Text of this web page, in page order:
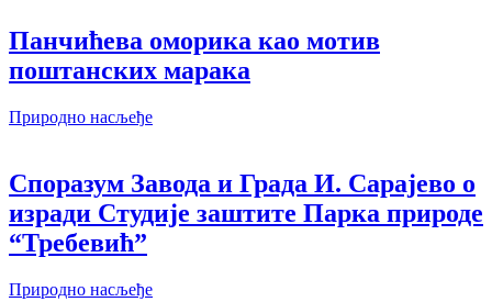
Панчићева оморика као мотив
поштанских марака
Природно насљеђе
Споразум Завода и Града И. Сарајево о
изради Студије заштите Парка природе
“Требевић”
Природно насљеђе